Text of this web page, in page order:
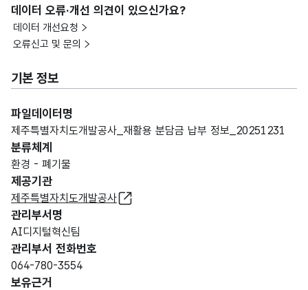
데이터 오류·개선 의견이 있으신가요?
데이터 개선요청
오류신고 및 문의
기본 정보
파일데이터명
제주특별자치도개발공사_재활용 분담금 납부 정보_20251231
분류체계
환경 - 폐기물
제공기관
제주특별자치도개발공사
관리부서명
AI디지털혁신팀
관리부서 전화번호
064-780-3554
보유근거